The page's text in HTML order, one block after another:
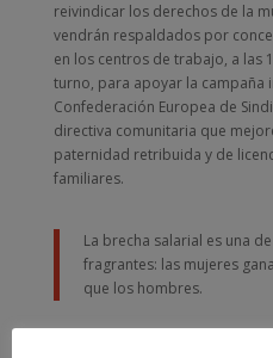
reivindicar los derechos de la
vendrán respaldados por
en los centros de trabajo, a las
turno, para apoyar la campaña
Confederación Europea de
directiva comunitaria que
paternidad retribuida y de
familiares.
La brecha salarial es una
fragrantes: las mujeres
que los hombres.